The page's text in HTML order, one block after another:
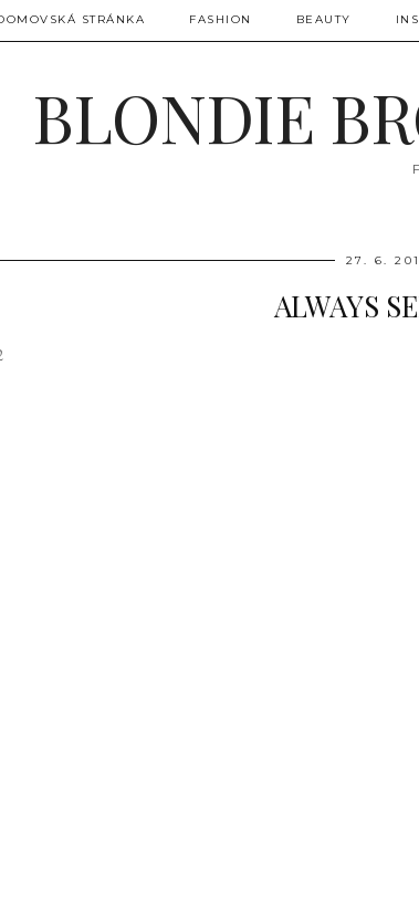
STRÁNKA FASHION BEAUTY
BLONDIE
27. 6.
ALWAYS